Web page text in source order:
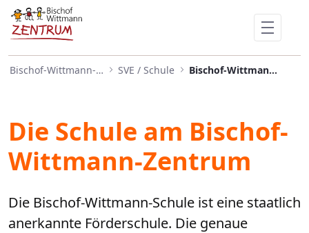
Skip to Main Content
Bischof-Wittmann-Schule
Bischof-Wittmann-Zentrum SVE / Schule Bischof-Wittmann-Schule
Die Schule am Bischof-
Wittmann-Zentrum
Die Bischof-Wittmann-Schule ist eine staatlich
anerkannte Förderschule. Die genaue